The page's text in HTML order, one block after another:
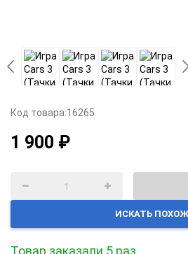
Код товара:16265
1 900 ₽
ИСКАТЬ
Товар заказали 5 раз